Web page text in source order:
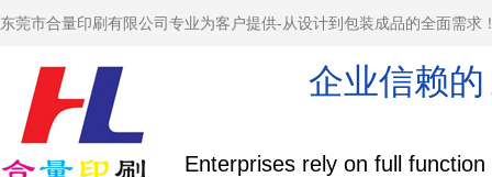
东莞市合量印刷有限公司专业为客户提供-从设计到包装成品的全面需求
企业信赖的
Enterprises rely on full